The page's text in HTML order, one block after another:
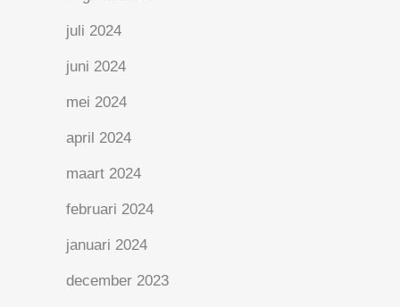
juli 2024
juni 2024
mei 2024
april 2024
maart 2024
februari 2024
januari 2024
december 2023